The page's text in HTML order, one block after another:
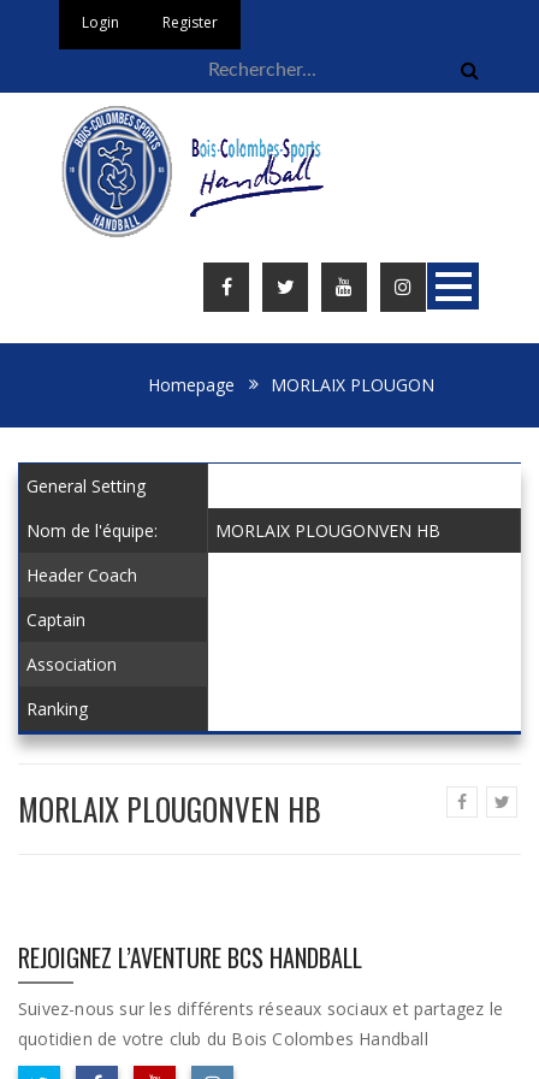
Login Register
Homepage MORLAIX PLOUGON
General Setting
Nom de l'équipe:
MORLAIX PLOUGONVEN HB
Header Coach
Captain
Association
Ranking
MORLAIX PLOUGONVEN HB
REJOIGNEZ L’AVENTURE BCS HANDBALL
Suivez-nous sur les différents réseaux sociaux et partagez le
quotidien de votre club du Bois Colombes Handball